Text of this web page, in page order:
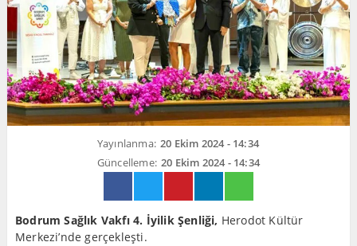
Yayınlanma: 20 Ekim 2024 - 14:34
Güncelleme: 20 Ekim 2024 - 14:34
Bodrum Sağlık Vakfı 4. İyilik Şenliği, Herodot Kültür
Merkezi’nde gerçekleşti.